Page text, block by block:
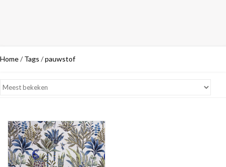
Home/ Tags /pauwstof